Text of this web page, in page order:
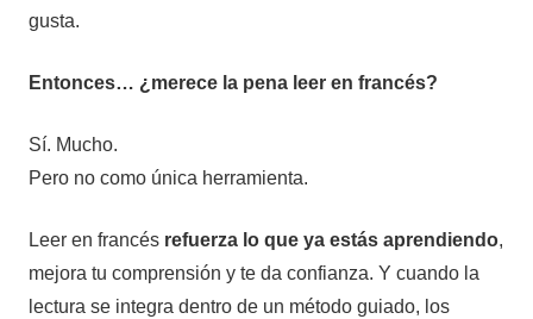
gusta.
Entonces… ¿merece la pena leer en francés?
Sí. Mucho.
Pero no como única herramienta.
Leer en francés refuerza lo que ya estás aprendiendo,
mejora tu comprensión y te da confianza. Y cuando la
lectura se integra dentro de un método guiado, los